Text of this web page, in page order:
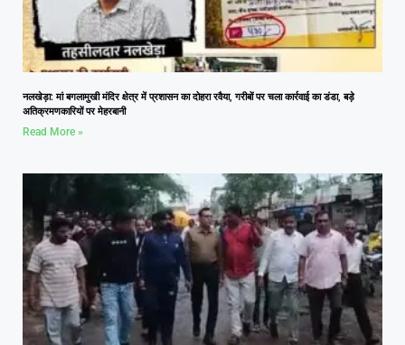
नलखेड़ा: मां बगलामुखी मंदिर क्षेत्र में प्रशासन का दोहरा रवैया, गरीबों पर चला कार्रवाई का डंडा, बड़े
अतिक्रमणकारियों पर मेहरबानी
Read More »